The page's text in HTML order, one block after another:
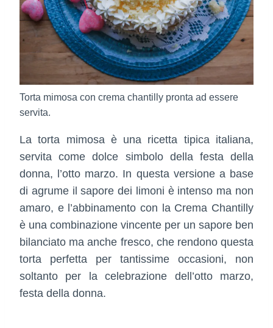
Torta mimosa con crema chantilly pronta ad essere
servita.
La torta mimosa è una ricetta tipica italiana,
servita come dolce simbolo della festa della
donna, l’otto marzo. In questa versione a base
di agrume il sapore dei limoni è intenso ma non
amaro, e l’abbinamento con la Crema Chantilly
è una combinazione vincente per un sapore ben
bilanciato ma anche fresco, che rendono questa
torta perfetta per tantissime occasioni, non
soltanto per la celebrazione dell’otto marzo,
festa della donna.